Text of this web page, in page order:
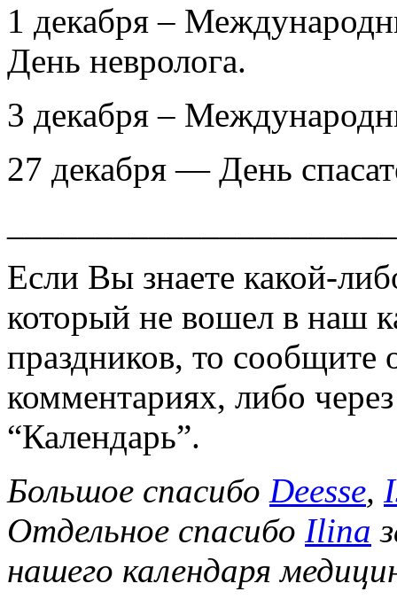
1 декабря –
День невролога.
3 декабря –
27 декабря — День
Если Вы знаете какой-
который не вошел в наш
праздников, то сообщите
комментариях, либо
“Календарь”.
Большое спасибо Deesse,
Отдельное спасибо Ilina
нашего календаря